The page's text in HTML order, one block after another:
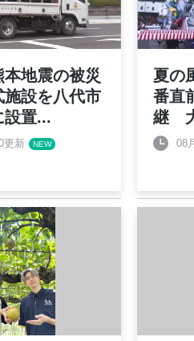
本地震の被災
設を八代市
設置...
更新
夏の
番直
継
08